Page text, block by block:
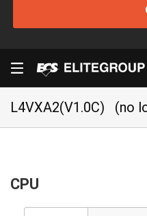
L4VXA2(V1.0C) (no
CPU